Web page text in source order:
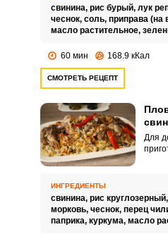
свинина, рис бурый, лук
чеснок, соль, приправа (на
масло растительное,
60 мин 168.9 кКал
СМОТРЕТЬ РЕЦЕПТ
Для
ИНГРЕДИЕНТЫ
свинина, рис круглозерный,
морковь, чеснок, перец
паприка, куркума, масло